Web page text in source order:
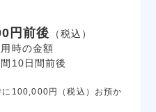
円前後 （税込）
時の金額
10日間前後
100,000円（税込）お預か